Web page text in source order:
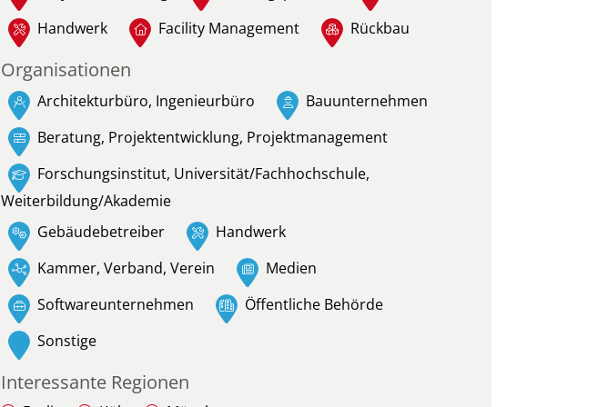
Handwerk
Facility Management Rückbau
Organisationen
Architekturbüro, Ingenieurbüro
Bauunternehmen
Beratung, Projektentwicklung, Projektmanagement
Forschungsinstitut, Universität/Fachhochschule,
Weiterbildung/Akademie
Gebäudebetreiber
Handwerk
Kammer, Verband, Verein
Medien
Softwareunternehmen
Öffentliche Behörde
Sonstige
Interessante Regionen